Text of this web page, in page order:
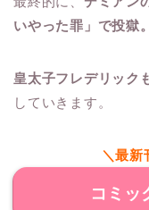
いやった罪」で投獄。
皇太子フレデリック
していきます。
＼最新
コミッ